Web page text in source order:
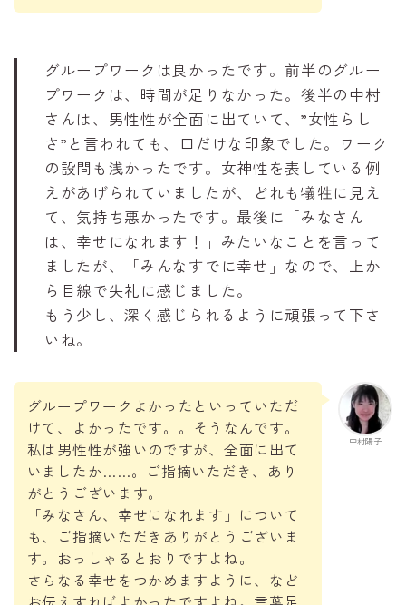
グループワークは良かったです。前半のグルー
プワークは、時間が足りなかった。後半の中村
さんは、男性性が全面に出ていて、”女性らし
さ”と言われても、口だけな印象でした。ワーク
の設問も浅かったです。女神性を表している例
えがあげられていましたが、どれも犠牲に見え
て、気持ち悪かったです。最後に「みなさん
は、幸せになれます！」みたいなことを言って
ましたが、「みんなすでに幸せ」なので、上か
ら目線で失礼に感じました。
もう少し、深く感じられるように頑張って下さ
いね。
中村陽子
グループワークよかったといっていただ
けて、よかったです。。そうなんです。
私は男性性が強いのですが、全面に出て
いましたか……。ご指摘いただき、あり
がとうございます。
「みなさん、幸せになれます」について
も、ご指摘いただきありがとうございま
す。おっしゃるとおりですよね。
さらなる幸せをつかめますように、など